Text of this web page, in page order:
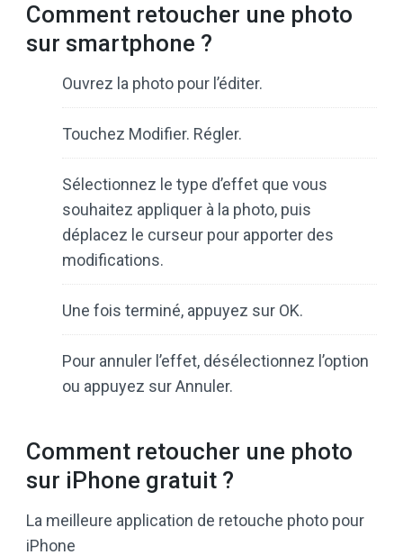
Comment retoucher une photo
sur smartphone ?
Ouvrez la photo pour l’éditer.
Touchez Modifier. Régler.
Sélectionnez le type d’effet que vous
souhaitez appliquer à la photo, puis
déplacez le curseur pour apporter des
modifications.
Une fois terminé, appuyez sur OK.
Pour annuler l’effet, désélectionnez l’option
ou appuyez sur Annuler.
Comment retoucher une photo
sur iPhone gratuit ?
La meilleure application de retouche photo pour
iPhone